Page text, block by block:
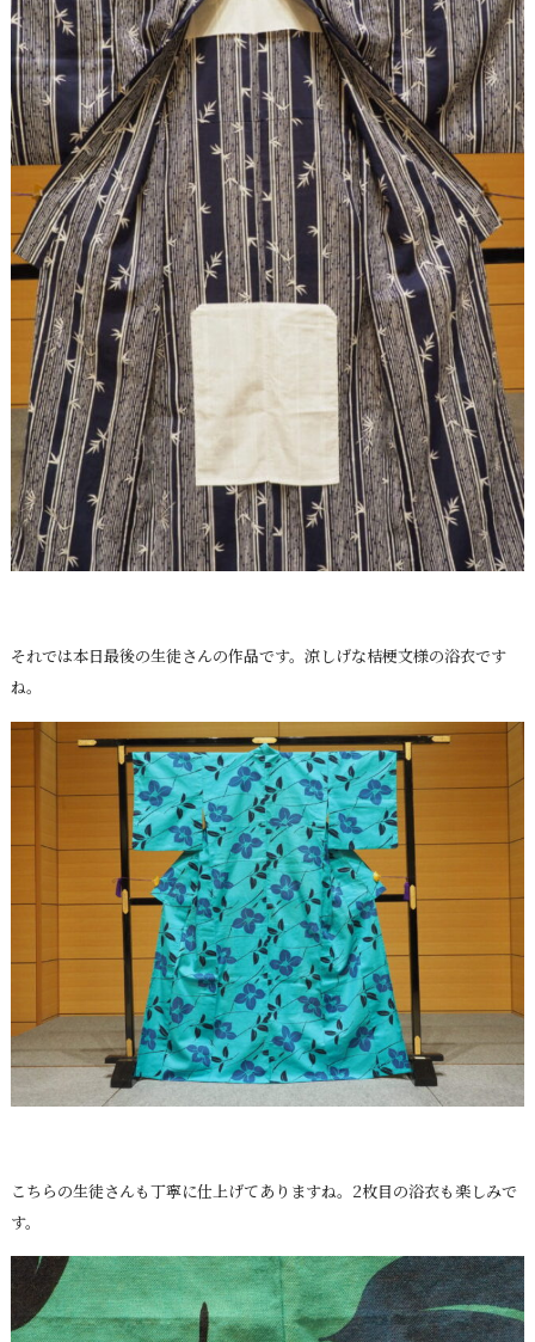
それでは本日最後の生徒さんの作品です。涼しげな桔梗文様の浴衣です
ね。
こちらの生徒さんも丁寧に仕上げてありますね。2枚目の浴衣も楽しみで
す。